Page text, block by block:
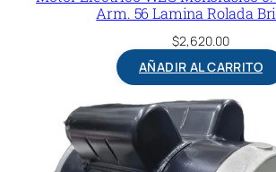
Arm. 56 Lamina Rolada
$2,620.00
AÑADIR AL CARRITO